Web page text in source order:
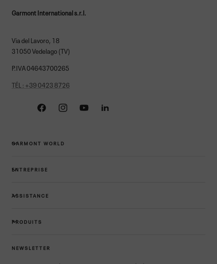
Garmont International s.r.l.
Via del Lavoro, 18
31050 Vedelago (TV)
P.IVA 04643700265
TÉL : +39 0423 8726
FacebookInstagramYouTubeLinkedin
GARMONT WORLD
ENTREPRISE
ASSISTANCE
PRODUITS
NEWSLETTER